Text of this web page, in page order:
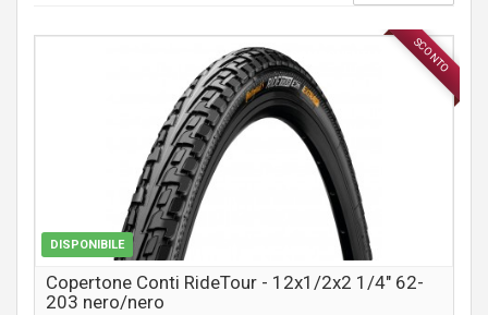
SCONTO
DISPONIBILE
COMPONENTI MTB / CITY
Copertone Conti RideTour - 12x1/2x2 1/4" 62-
203 nero/nero